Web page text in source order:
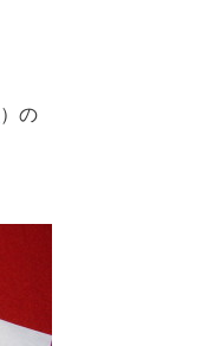
）の